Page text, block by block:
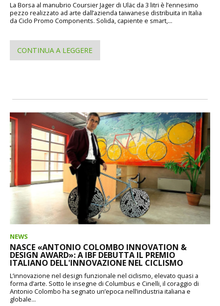
La Borsa al manubrio Coursier Jager di Uläc da 3 litri è l’ennesimo
pezzo realizzato ad arte dall’azienda taiwanese distribuita in Italia
da Ciclo Promo Components. Solida, capiente e smart,...
CONTINUA A LEGGERE
NEWS
NASCE «ANTONIO COLOMBO INNOVATION &
DESIGN AWARD»: A IBF DEBUTTA IL PREMIO
ITALIANO DELL'INNOVAZIONE NEL CICLISMO
L’innovazione nel design funzionale nel ciclismo, elevato quasi a
forma d’arte. Sotto le insegne di Columbus e Cinelli, il coraggio di
Antonio Colombo ha segnato un’epoca nell’industria italiana e
globale...